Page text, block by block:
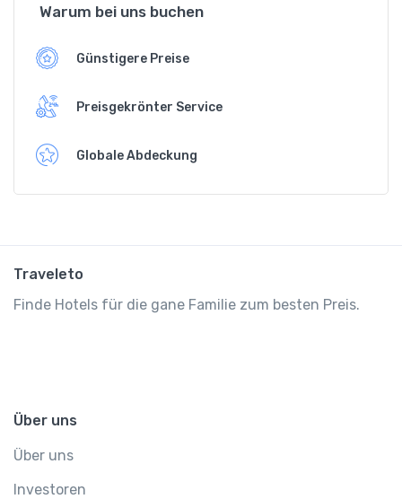
Warum bei uns buchen
Günstigere Preise
Preisgekrönter Service
Globale Abdeckung
Traveleto
Finde Hotels für die gane Familie zum besten Preis.
Über uns
Über uns
Investoren